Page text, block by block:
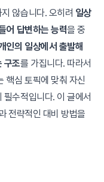
않습니다. 오히려 일상
어 답변하는 능력을 중
인의 일상에서 출발해
구조를 가집니다. 따라서
핵심 토픽에 맞춰 자신
수적입니다. 이 글에서
전략적인 대비 방법을